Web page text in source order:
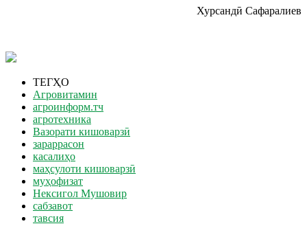
Хурсандӣ Сафаралиев
ТЕГҲО
Агровитамин
агроинформ.тч
агротехника
Вазорати кишоварзӣ
зараррасон
касалиҳо
маҳсулоти кишоварзӣ
муҳофизат
Нексигол Мушовир
сабзавот
тавсия